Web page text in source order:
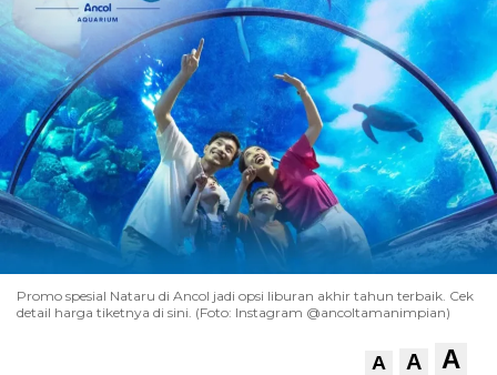
Promo spesial Nataru di Ancol jadi opsi liburan akhir tahun terbaik. Cek
detail harga tiketnya di sini. (Foto: Instagram @ancoltamanimpian)
A A A